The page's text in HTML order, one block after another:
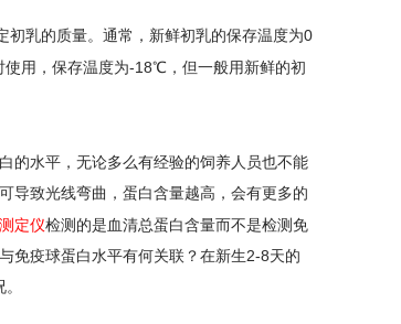
初乳的质量。通常，新鲜初乳的保存温度为0
用，保存温度为-18℃，但一般用新鲜的初
的水平，无论多么有经验的饲养人员也不能
导致光线弯曲，蛋白含量越高，会有更多的
定仪检测的是血清总蛋白含量而不是检测免
免疫球蛋白水平有何关联？在新生2-8天的